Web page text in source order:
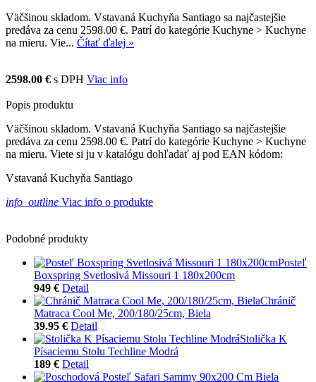
Väčšinou skladom. Vstavaná Kuchyňa Santiago sa najčastejšie
predáva za cenu 2598.00 €. Patrí do kategórie Kuchyne > Kuchyne
na mieru. Vie... Čítať ďalej »
2598.00 € s DPH Viac info
Popis produktu
Väčšinou skladom. Vstavaná Kuchyňa Santiago sa najčastejšie
predáva za cenu 2598.00 €. Patrí do kategórie Kuchyne > Kuchyne
na mieru. Viete si ju v katalógu dohľadať aj pod EAN kódom:
Vstavaná Kuchyňa Santiago
info_outline Viac info o produkte
Podobné produkty
Posteľ
Boxspring Svetlosivá Missouri 1 180x200cm
949 € Detail
Chránič
Matraca Cool Me, 200/180/25cm, Biela
39.95 € Detail
Stolička K
Písaciemu Stolu Techline Modrá
189 € Detail